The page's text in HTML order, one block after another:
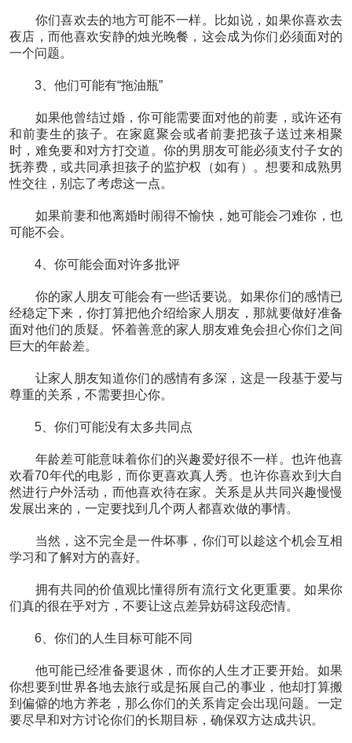
你们喜欢去的地方可能不一样。比如说，如果你喜欢去
夜店，而他喜欢安静的烛光晚餐，这会成为你们必须面对的
一个问题。
3、他们可能有“拖油瓶”
如果他曾结过婚，你可能需要面对他的前妻，或许还有
和前妻生的孩子。在家庭聚会或者前妻把孩子送过来相聚
时，难免要和对方打交道。你的男朋友可能必须支付子女的
抚养费，或共同承担孩子的监护权（如有）。想要和成熟男
性交往，别忘了考虑这一点。
如果前妻和他离婚时闹得不愉快，她可能会刁难你，也
可能不会。
4、你可能会面对许多批评
你的家人朋友可能会有一些话要说。如果你们的感情已
经稳定下来，你打算把他介绍给家人朋友，那就要做好准备
面对他们的质疑。怀着善意的家人朋友难免会担心你们之间
巨大的年龄差。
让家人朋友知道你们的感情有多深，这是一段基于爱与
尊重的关系，不需要担心你。
5、你们可能没有太多共同点
年龄差可能意味着你们的兴趣爱好很不一样。也许他喜
欢看70年代的电影，而你更喜欢真人秀。也许你喜欢到大自
然进行户外活动，而他喜欢待在家。关系是从共同兴趣慢慢
发展出来的，一定要找到几个两人都喜欢做的事情。
当然，这不完全是一件坏事，你们可以趁这个机会互相
学习和了解对方的喜好。
拥有共同的价值观比懂得所有流行文化更重要。如果你
们真的很在乎对方，不要让这点差异妨碍这段恋情。
6、你们的人生目标可能不同
他可能已经准备要退休，而你的人生才正要开始。如果
你想要到世界各地去旅行或是拓展自己的事业，他却打算搬
到偏僻的地方养老，那么你们的关系肯定会出现问题。一定
要尽早和对方讨论你们的长期目标，确保双方达成共识。